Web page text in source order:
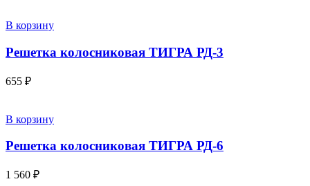
В корзину
Решетка колосниковая ТИГРА РД-3
655 ₽
В корзину
Решетка колосниковая ТИГРА РД-6
1 560 ₽